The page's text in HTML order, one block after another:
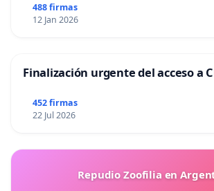
488 firmas
12 Jan 2026
Finalización urgente del acceso a
452 firmas
22 Jul 2026
Repudio Zoofilia en